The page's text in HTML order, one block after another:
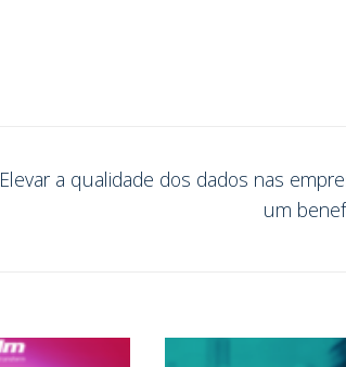
Elevar a qualidade dos dados nas
um